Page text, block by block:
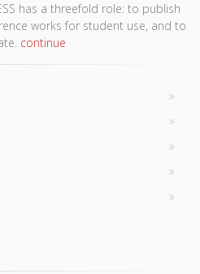
has a threefold role: to publish
works for student use, and to
continue